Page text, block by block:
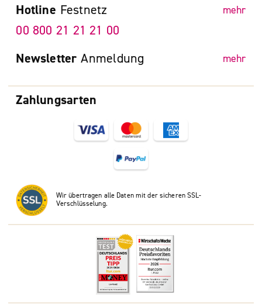
Zahlungsarten
Wir übertragen alle Daten mit der sicheren SSL-
Verschlüsselung.
Hotline Festnetz mehr
00 800 21 21 21 00
Newsletter Anmeldung mehr